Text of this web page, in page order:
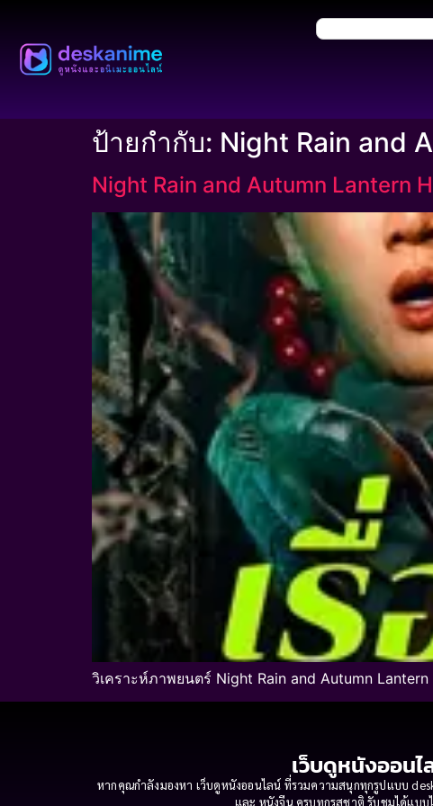
ป้ายกำกับ: Night Rain and
Night Rain and Autumn Lantern
วิเคราะห์ภาพยนตร์ Night Rain and Autumn
เว็บดูหนังออน
หากคุณกำลังมองหา เว็บดูหนังออนไลน์ ที่รวมความสนุกทุกรูปแบบ
และ หนังจีน ครบทุกรสชาติ รับชมได้แบ